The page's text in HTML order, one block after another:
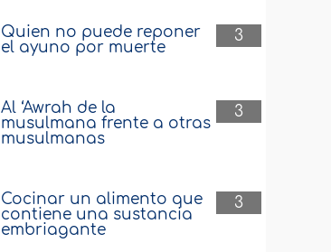
3
Quien no puede reponer
el ayuno por muerte
3
Al ‘Awrah de la
musulmana frente a otras
musulmanas
3
Cocinar un alimento que
contiene una sustancia
embriagante